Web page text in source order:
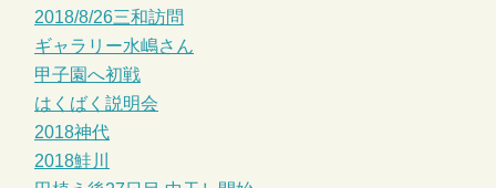
2018/8/26三和訪問
ギャラリー水嶋さん
甲子園へ初戦
はくばく説明会
2018神代
2018鮭川